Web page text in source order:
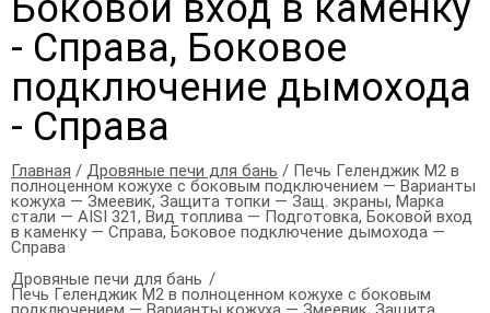
- Справа, Боковое
подключение дымохода
- Справа
Главная / Дровяные печи для бань / Печь Геленджик М2 в
полноценном кожухе с боковым подключением — Варианты
кожуха — Змеевик, Защита топки — Защ. экраны, Марка
стали — AISI 321, Вид топлива — Подготовка, Боковой вход
в каменку — Справа, Боковое подключение дымохода —
Справа
Дровяные печи для бань
Печь Геленджик М2 в полноценном кожухе с боковым